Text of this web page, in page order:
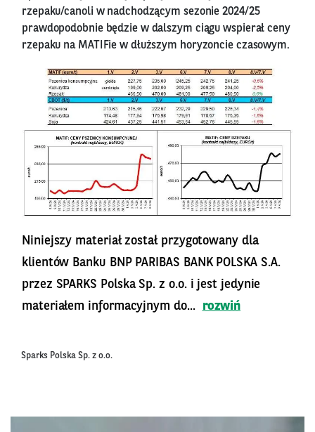
rzepaku/canoli w nadchodzącym sezonie 2024/25
prawdopodobnie będzie w dalszym ciągu wspierał ceny
rzepaku na MATIFie w dłuższym horyzoncie czasowym.
Niniejszy materiał został przygotowany dla
klientów Banku BNP PARIBAS BANK POLSKA S.A.
przez SPARKS Polska Sp. z o.o. i jest jedynie
materiałem informacyjnym do...
rozwiń
Sparks Polska Sp. z o.o.